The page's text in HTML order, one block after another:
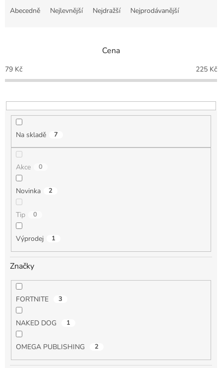
p
r
o
u
Abecedně Nejlevnější Nejdražší Nejprodávanější
Cena
79 Kč 225 Kč
Na skladě 7
Akce 0
Novinka 2
Tip 0
Výprodej 1
Značky
FORTNITE 3
NAKED DOG 1
OMEGA PUBLISHING 2